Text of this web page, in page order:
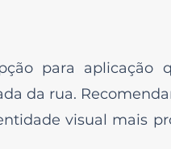
para aplicação
da rua.
visual mais